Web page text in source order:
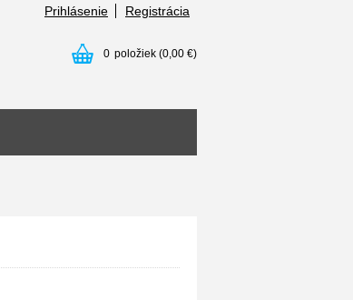
Prihlásenie Registrácia
0 položiek (0,00 €)